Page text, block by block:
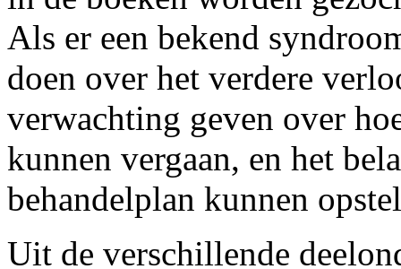
Als er een bekend
doen over het verdere
verwachting geven over
kunnen vergaan, en het
behandelplan kunnen
Uit de verschillende